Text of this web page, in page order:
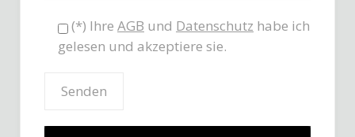
(*) Ihre AGB und Datenschutz habe ich
gelesen und akzeptiere sie.